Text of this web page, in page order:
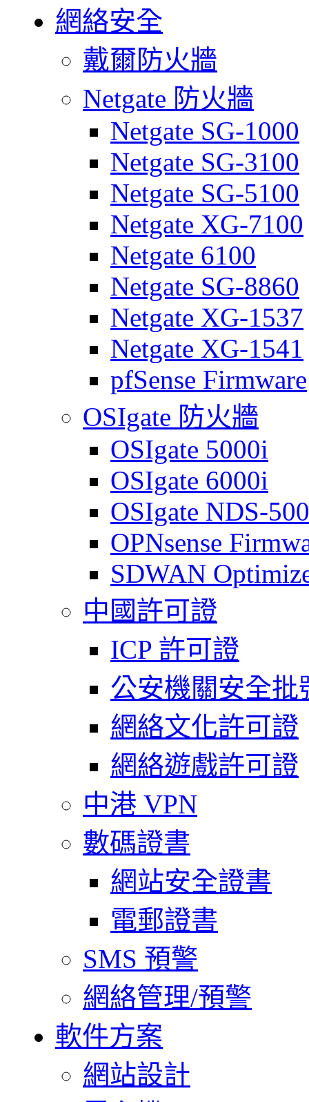
網絡安全
戴爾防火牆
Netgate 防火牆
Netgate SG-1000
Netgate SG-3100
Netgate SG-5100
Netgate XG-7100
Netgate 6100
Netgate SG-8860
Netgate XG-1537
Netgate XG-1541
pfSense Firmware
OSIgate 防火牆
OSIgate 5000i
OSIgate 6000i
OSIgate NDS-
OPNsense
SDWAN
中國許可證
ICP 許可證
公安機關安全批
網絡文化許可證
網絡遊戲許可證
中港 VPN
數碼證書
網站安全證書
電郵證書
SMS 預警
網絡管理/預警
軟件方案
網站設計